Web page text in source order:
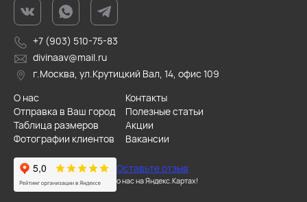
+7 (903) 510-75-83
divinaav@mail.ru
г.Москва, ул.Крутицкий Вал, 14, офис 109
О нас
Контакты
Отправка в Ваш город
Полезные статьи
Таблица размеров
Акции
Фотографии клиентов
Вакансии
Оставьте отзыв
о нас на Яндекс.Картах!